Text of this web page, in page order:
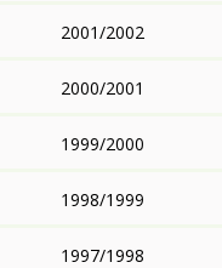
2001/2002
2000/2001
1999/2000
1998/1999
1997/1998